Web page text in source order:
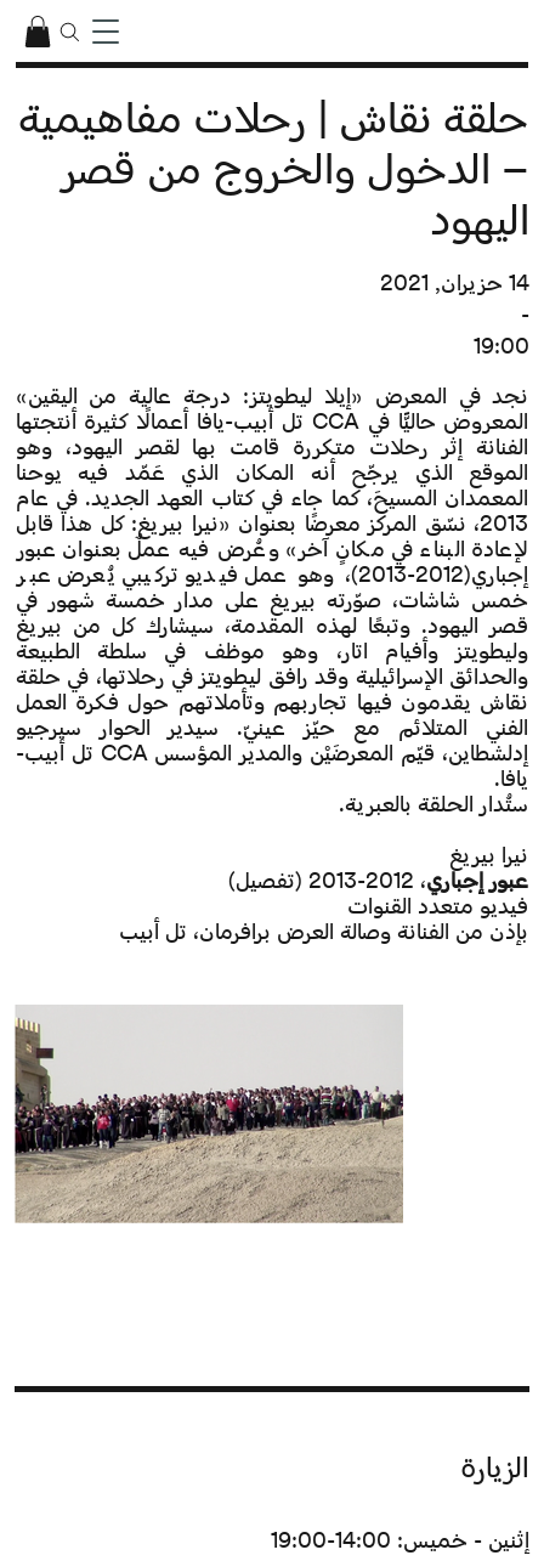
نجد في المعرض «إيلا ليطويتز: درجة عالية من اليقين»
المعروض حاليًّا في CCA تل أبيب-يافا أعمالًا كثيرة أنتجتها
الفنانة إثر رحلات متكررة قامت بها لقصر اليهود، وهو
الموقع الذي يرجّح أنه المكان الذي عَمّد فيه يوحنا
المعمدان المسيحَ، كما جاء في كتاب العهد الجديد. في عام
2013، نسّق المركز معرضًا بعنوان «نيرا بيريغ: كل هذا قابل
لإعادة البناء في مكانٍ آخر» وعُرض فيه عملٌ بعنوان عبور
إجباري(2012-2013)، وهو عمل فيديو تركيبي يُعرض عبر
خمس شاشات، صوّرته بيريغ على مدار خمسة شهور في
قصر اليهود. وتبعًا لهذه المقدمة، سيشارك كل من بيريغ
وليطويتز وأفيام اتار، وهو موظف في سلطة الطبيعة
والحدائق الإسرائيلية وقد رافق ليطويتز في رحلاتها، في حلقة
نقاش يقدمون فيها تجاربهم وتأملاتهم حول فكرة العمل
الفني المتلائم مع حيّز عينيّ. سيدير الحوار سيرجيو
إدلشطاين، قيّم المعرضَيْن والمدير المؤسس CCA تل أبيب-
يافا.
ستُدار الحلقة بالعبرية.
نيرا بيريغ
عبور إجباري، 2012-2013 (تفصيل)
فيديو متعدد القنوات
بإذن من الفنانة وصالة العرض برافرمان، تل أبيب
حلقة نقاش | رحلات مفاهيمية
– الدخول والخروج من قصر
اليهود
14 حزيران, 2021
-
19:00
الزيارة
إثنين - خميس: 14:00-19:00